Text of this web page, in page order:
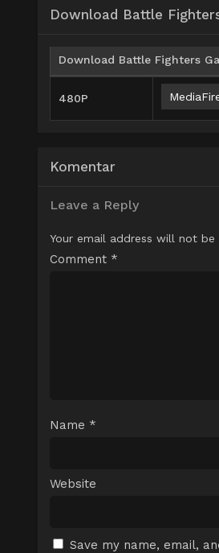
Download Battle
Download Battle Fighters
480P
Komentar
Leave a Reply
Your email address will not be
Comment *
Name *
Website
Save my name, email,